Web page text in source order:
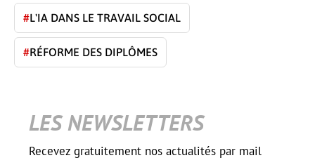
#L'IA DANS LE TRAVAIL SOCIAL
#RÉFORME DES DIPLÔMES
LES NEWSLETTERS
Recevez gratuitement nos actualités par mail